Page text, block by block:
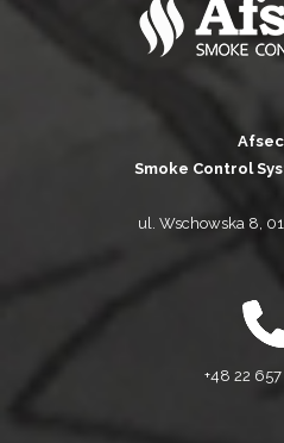
Smoke Control
ul. Wschowska 8,
+48 22